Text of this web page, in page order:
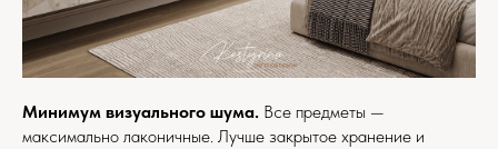
Минимум визуального шума. Все предметы —
максимально лаконичные. Лучше закрытое хранение и